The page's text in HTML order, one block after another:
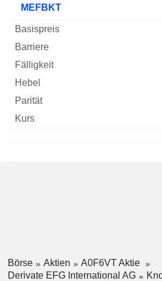
MEFBKT
Börse Aktien
A0F6VT Aktie
Derivate EFG International AG